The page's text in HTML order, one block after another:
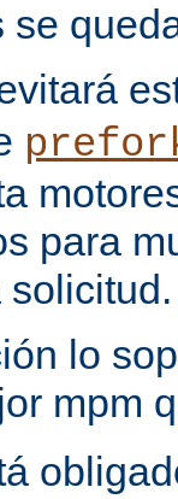
se
para
solicitud.
lo
mpm